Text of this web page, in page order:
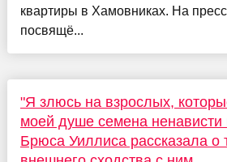
квартиры в Хамовниках. На
посвящё...
"Я злюсь на взрослых,
моей душе семена ненависти
Брюса Уиллиса рассказала о